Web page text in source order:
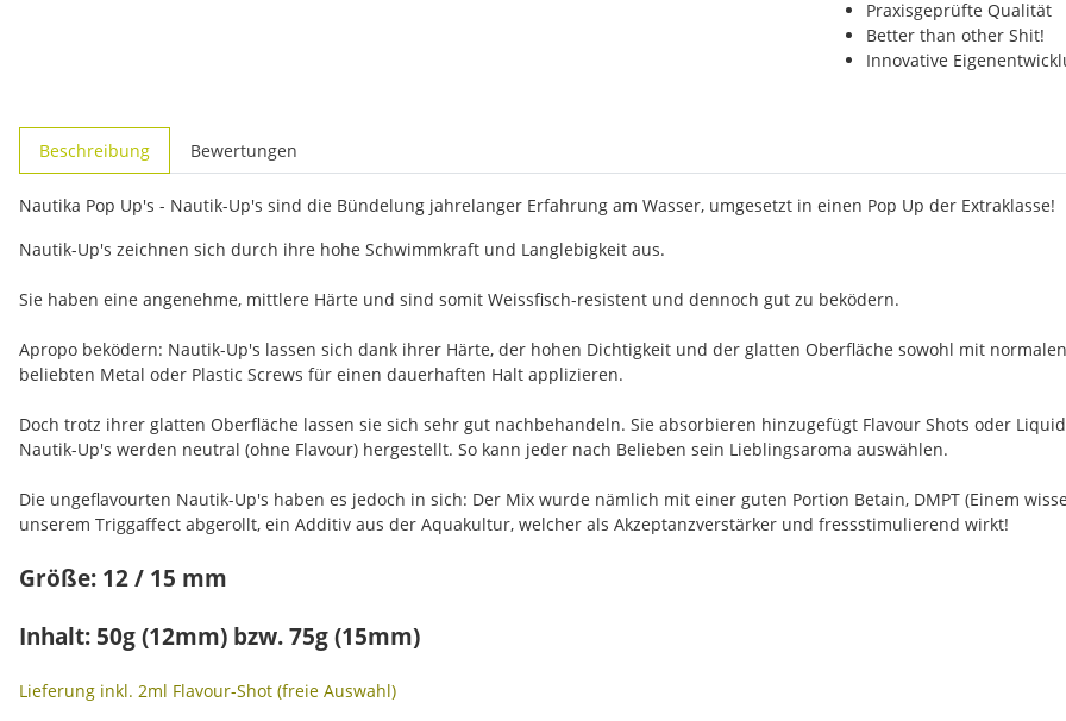
Praxisgeprüfte Qualität
Better than other Shit!
Innovative
Beschreibung Bewertungen
Nautika Pop Up's - Nautik-Up's sind die Bündelung jahrelanger Erfahrung am Wasser, umgesetzt in einen Pop Up der Extraklasse!
Nautik-Up's zeichnen sich durch ihre hohe Schwimmkraft und Langlebigkeit aus.
Sie haben eine angenehme, mittlere Härte und sind somit Weissfisch-resistent und dennoch gut zu beködern.
Apropo beködern: Nautik-Up's lassen sich dank ihrer Härte, der hohen Dichtigkeit und der glatten Oberfläche sowohl mit
beliebten Metal oder Plastic Screws für einen dauerhaften Halt applizieren.
Doch trotz ihrer glatten Oberfläche lassen sie sich sehr gut nachbehandeln. Sie absorbieren hinzugefügt Flavour Shots oder
Nautik-Up's werden neutral (ohne Flavour) hergestellt. So kann jeder nach Belieben sein Lieblingsaroma auswählen.
Die ungeflavourten Nautik-Up's haben es jedoch in sich: Der Mix wurde nämlich mit einer guten Portion Betain, DMPT (Einem
unserem Triggaffect abgerollt, ein Additiv aus der Aquakultur, welcher als Akzeptanzverstärker und fressstimulierend wirkt!
Größe: 12 / 15 mm
Inhalt: 50g (12mm) bzw. 75g (15mm)
Lieferung inkl. 2ml Flavour-Shot (freie Auswahl)